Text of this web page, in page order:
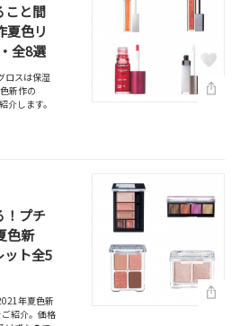
こと間
夏色リ
全8選
ロスは保湿
新作の
します。
！プチ
色新
ット全5
年夏色新
紹介。価格